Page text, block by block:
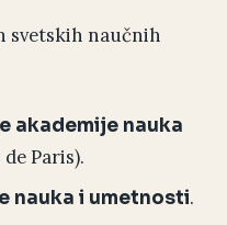
svetskih naučnih
akademije nauka
Paris).
nauka i umetnosti.